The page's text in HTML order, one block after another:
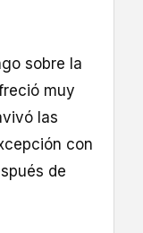
sobre la
muy
las
con
de